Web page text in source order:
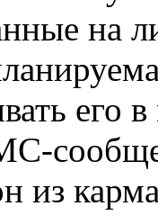
на
из